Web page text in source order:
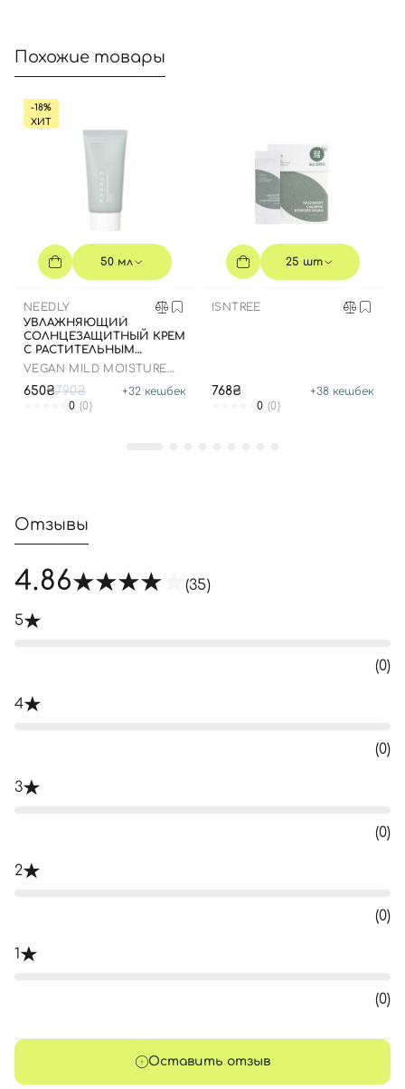
Похожие товары
-18%
ХИТ
50 мл
NEEDLY
УВЛАЖНЯЮЩИЙ
СОЛНЦЕЗАЩИТНЫЙ КРЕМ
С РАСТИТЕЛЬНЫМ
СКВАЛАНОМ, 50 МЛ
VEGAN MILD MOISTURE
650₴790₴ +32 кешбек
0 (0)
25 шт
ISNTREE
768₴ +38 кешбек
0 (0)
Отзывы
4.86 (35)
5
(0)
4
(0)
3
(0)
2
(0)
1
(0)
Оставить отзыв
Регистрация
Номер телефона
Отправляя форму для авторизации/регистрации, вы
принимаете условия Пользовательские соглашения